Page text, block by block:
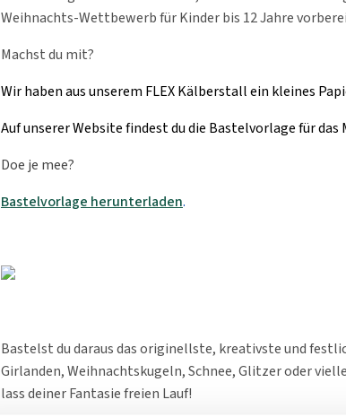
Weihnachts-Wettbewerb für Kinder bis 12 Jahre
Machst du mit?
Wir haben aus unserem FLEX Kälberstall ein kleines
Auf unserer Website findest du die Bastelvorlage für
Doe je mee?
Bastelvorlage herunterladen.
Bastelst du daraus das originellste, kreativste und
Girlanden, Weihnachtskugeln, Schnee, Glitzer oder
lass deiner Fantasie freien Lauf!